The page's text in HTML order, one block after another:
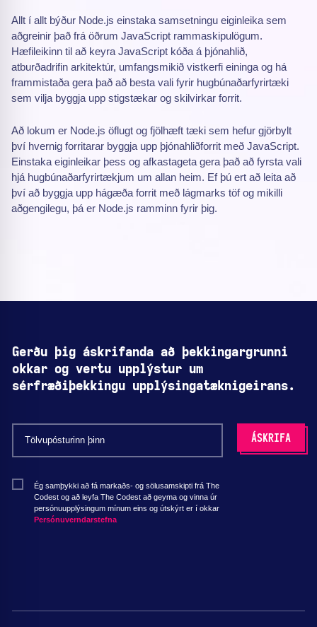
Allt í allt býður Node.js einstaka samsetningu eiginleika sem
aðgreinir það frá öðrum JavaScript rammaskipulögum.
Hæfileikinn til að keyra JavaScript kóða á þjónahlið,
atburðadrifin arkitektúr, umfangsmikið vistkerfi eininga og há
frammistaða gera það að besta vali fyrir hugbúnaðarfyrirtæki
sem vilja byggja upp stigstækar og skilvirkar forrit.
Að lokum er Node.js öflugt og fjölhæft tæki sem hefur gjörbylt
því hvernig forritarar byggja upp þjónahliðforrit með JavaScript.
Einstaka eiginleikar þess og afkastageta gera það að fyrsta vali
hjá hugbúnaðarfyrirtækjum um allan heim. Ef þú ert að leita að
því að byggja upp hágæða forrit með lágmarks töf og mikilli
aðgengilegu, þá er Node.js ramminn fyrir þig.
Gerðu þig áskrifanda að þekkingargrunni
okkar og vertu upplýstur um
sérfræðiþekkingu upplýsingatæknigeirans.
Ég samþykki að fá markaðs- og sölusamskipti frá The
Codest og að leyfa The Codest að geyma og vinna úr
persónuupplýsingum mínum eins og útskýrt er í okkar
Persónuverndarstefna